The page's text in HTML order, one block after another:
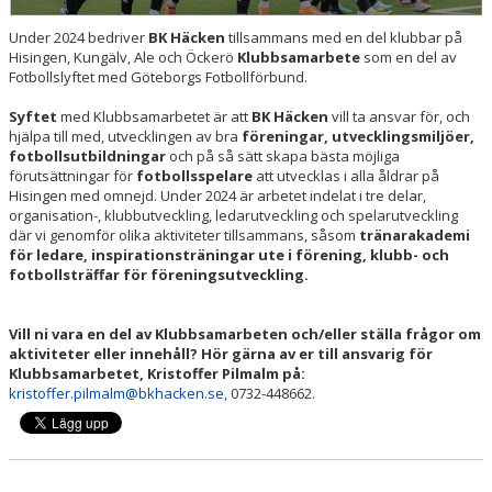
Under 2024 bedriver BK Häcken tillsammans med en del klubbar på
Hisingen, Kungälv, Ale och Öckerö Klubbsamarbete som en del av
Fotbollslyftet med Göteborgs Fotbollförbund.
Syftet med Klubbsamarbetet är att BK Häcken vill ta ansvar för, och
hjälpa till med, utvecklingen av bra föreningar, utvecklingsmiljöer,
fotbollsutbildningar och på så sätt skapa bästa möjliga
förutsättningar för fotbollsspelare att utvecklas i alla åldrar på
Hisingen med omnejd. Under 2024 är arbetet indelat i tre delar,
organisation-, klubbutveckling, ledarutveckling och spelarutveckling
där vi genomför olika aktiviteter tillsammans, såsom tränarakademi
för ledare, inspirationsträningar ute i förening, klubb- och
fotbollsträffar för föreningsutveckling.
Vill ni vara en del av Klubbsamarbeten och/eller ställa frågor om
aktiviteter eller innehåll? Hör gärna av er till ansvarig för
Klubbsamarbetet, Kristoffer Pilmalm på:
kristoffer.pilmalm@bkhacken.se,0732-448662.